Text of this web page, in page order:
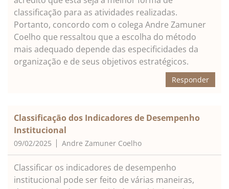
classificação para as atividades realizadas.
Portanto, concordo com o colega Andre Zamuner
Coelho que ressaltou que a escolha do método
mais adequado depende das especificidades da
organização e de seus objetivos estratégicos.
Responder
Classificação dos Indicadores de Desempenho
Institucional
09/02/2025 Andre Zamuner Coelho
Classificar os indicadores de desempenho
institucional pode ser feito de várias maneiras,